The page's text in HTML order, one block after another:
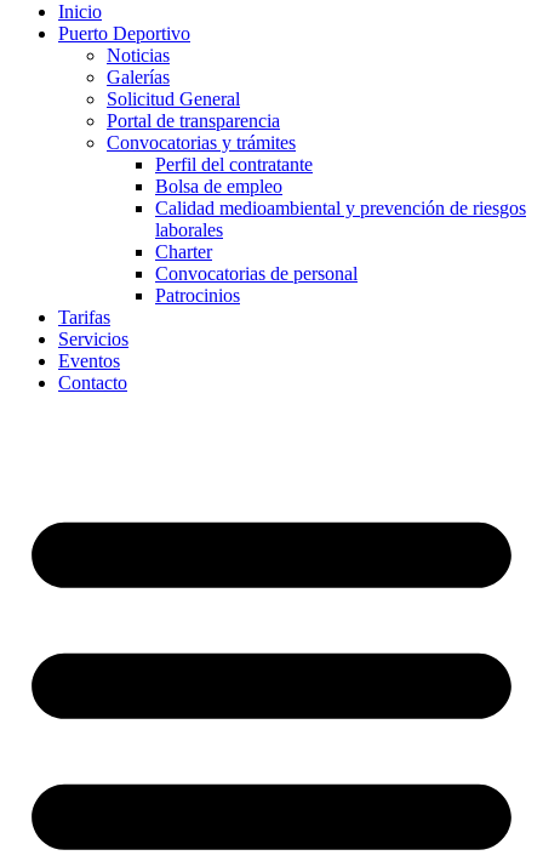
Inicio
Puerto Deportivo
Noticias
Galerías
Solicitud General
Portal de transparencia
Convocatorias y trámites
Perfil del contratante
Bolsa de empleo
Calidad medioambiental y prevención de riesgos
laborales
Charter
Convocatorias de personal
Patrocinios
Tarifas
Servicios
Eventos
Contacto